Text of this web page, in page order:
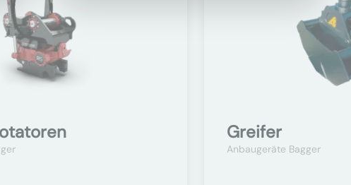
Greifer
Anbaugeräte Bagger